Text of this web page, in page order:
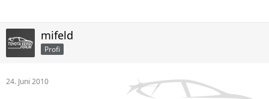
mifeld
Profi
24. Juni 2010